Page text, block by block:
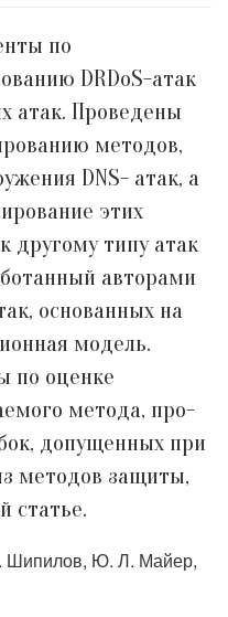
по
DRDoS-атак
атак. Проведены
методов,
DNS- атак, а
этих
другому типу атак
авторами
основанных на
модель.
по оценке
метода, про-
допущенных при
методов защиты,
статье.
Шипилов, Ю. Л. Майер,